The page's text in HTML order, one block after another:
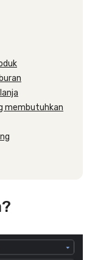
membutuhkan